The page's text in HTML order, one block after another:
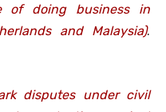
of doing business in
and Malaysia).
disputes under civil